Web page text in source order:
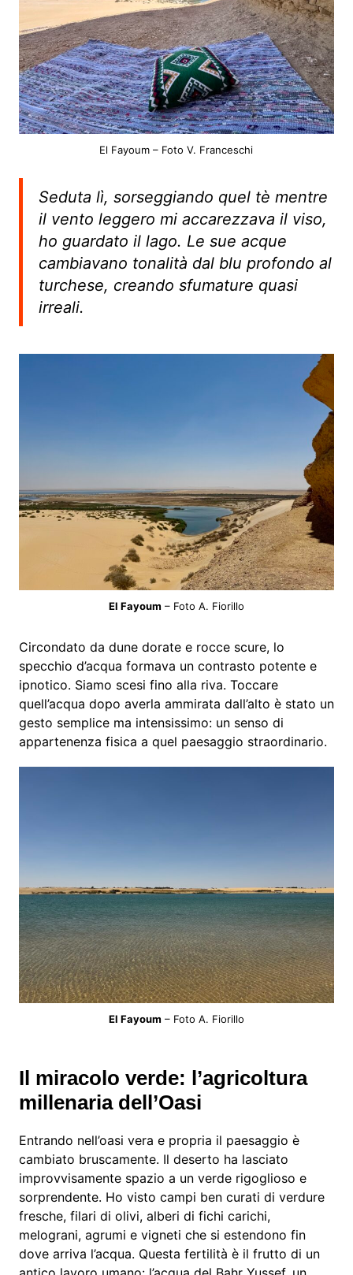
El Fayoum – Foto V. Franceschi
Seduta lì, sorseggiando quel tè mentre
il vento leggero mi accarezzava il viso,
ho guardato il lago. Le sue acque
cambiavano tonalità dal blu profondo al
turchese, creando sfumature quasi
irreali.
El Fayoum – Foto A. Fiorillo
Circondato da dune dorate e rocce scure, lo
specchio d’acqua formava un contrasto potente e
ipnotico. Siamo scesi fino alla riva. Toccare
quell’acqua dopo averla ammirata dall’alto è stato un
gesto semplice ma intensissimo: un senso di
appartenenza fisica a quel paesaggio straordinario.
El Fayoum – Foto A. Fiorillo
Il miracolo verde: l’agricoltura
millenaria dell’Oasi
Entrando nell’oasi vera e propria il paesaggio è
cambiato bruscamente. Il deserto ha lasciato
improvvisamente spazio a un verde rigoglioso e
sorprendente. Ho visto campi ben curati di verdure
fresche, filari di olivi, alberi di fichi carichi,
melograni, agrumi e vigneti che si estendono fin
dove arriva l’acqua. Questa fertilità è il frutto di un